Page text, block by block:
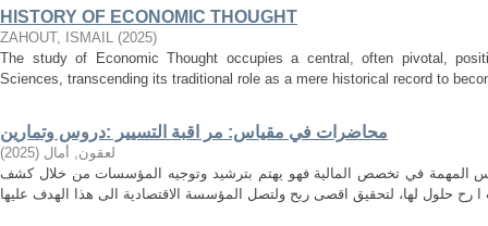
HISTORY OF ECONOMIC THOUGHT
ZAHOUT, ISMAIL (2025)
The study of Economic Thought occupies a central, often pivotal,
Sciences, transcending its traditional role as a mere historical record to
محاضرات في مقياس: مر اقبة التسيير :دروس وتمارين
لعقون, أمال (
2025
)
المهمة في تخصص المالية فهو يهتم بترشيد وتوجيه المؤسسات من خلال كشف